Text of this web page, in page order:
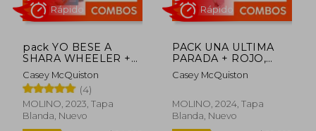
pack YO BESE A
SHARA WHEELER +
Rojo, blanco y sangre
azul
Casey McQuiston
(4)
MOLINO, 2023, Tapa
Blanda, Nuevo
PACK UNA ULTIMA
PARADA + ROJO,
BLANCO Y SANGRE
AZUL
Casey McQuiston
MOLINO, 2024, Tapa
Blanda, Nuevo